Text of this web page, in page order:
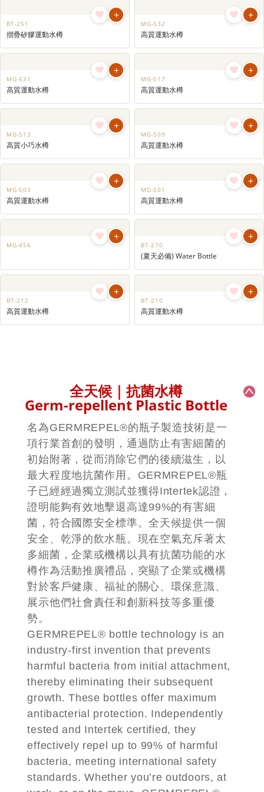
+
BT-251
摺疊矽膠運動水樽
+
MG-532
高質運動水樽
+
MG-531
高質運動水樽
+
MG-517
高質運動水樽
+
MG-513
高質小巧水樽
+
MG-509
高質運動水樽
+
MG-503
高質運動水樽
+
MG-501
高質運動水樽
+
MG-456
+
BT-270
(夏天必備) Water Bottle
+
BT-212
高質運動水樽
+
BT-210
高質運動水樽
全天候｜抗菌水樽
Germ-repellent Plastic Bottle
名為GERMREPEL®的瓶子製造技術是一
項行業首創的發明，通過防止有害細菌的
初始附著，從而消除它們的後續滋生，以
最大程度地抗菌作用。GERMREPEL®瓶
子已經經過獨立測試並獲得Intertek認證，
證明能夠有效地擊退高達99%的有害細
菌，符合國際安全標準。全天候提供一個
安全、乾淨的飲水瓶。現在空氣充斥著太
多細菌，企業或機構以具有抗菌功能的水
樽作為活動推廣禮品，突顯了企業或機構
對於客戶健康、福祉的關心、環保意識、
展示他們社會責任和創新科技等多重優
勢。
GERMREPEL® bottle technology is an
industry-first invention that prevents
harmful bacteria from initial attachment,
thereby eliminating their subsequent
growth. These bottles offer maximum
antibacterial protection. Independently
tested and Intertek certified, they
effectively repel up to 99% of harmful
bacteria, meeting international safety
standards. Whether you’re outdoors, at